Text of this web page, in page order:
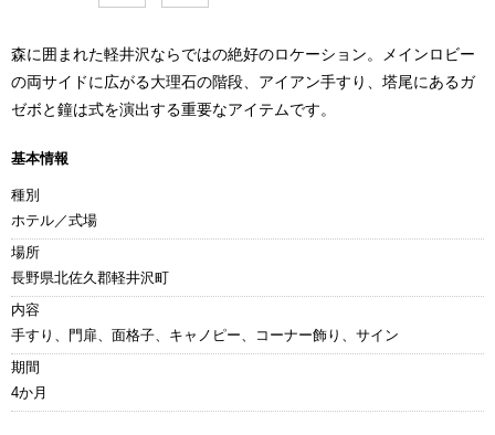
森に囲まれた軽井沢ならではの絶好のロケーション。メインロビー
の両サイドに広がる大理石の階段、アイアン手すり、塔尾にあるガ
ゼボと鐘は式を演出する重要なアイテムです。
基本情報
種別
ホテル／式場
場所
長野県北佐久郡軽井沢町
内容
手すり、門扉、面格子、キャノピー、コーナー飾り、サイン
期間
4か月